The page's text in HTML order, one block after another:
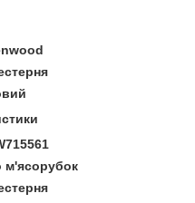
м'ясорубок